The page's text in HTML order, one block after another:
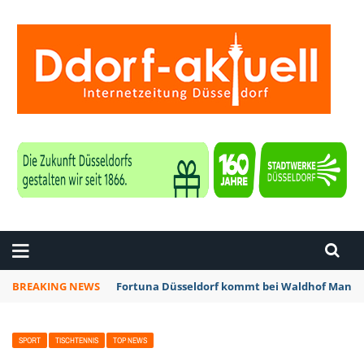
BREAKING NEWS Fortuna Düsseldorf kommt bei Waldhof
SPORT TISCHTENNIS TOP NEWS